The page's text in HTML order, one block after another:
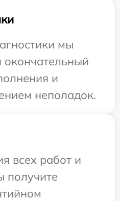
мы
окончательный
и
неполадок.
всех работ и
получите